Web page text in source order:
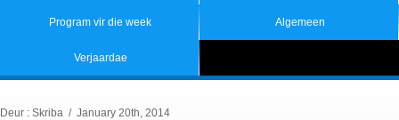
Program vir die week Algemeen
Verjaardae
Deur : Skriba / January 20th, 2014